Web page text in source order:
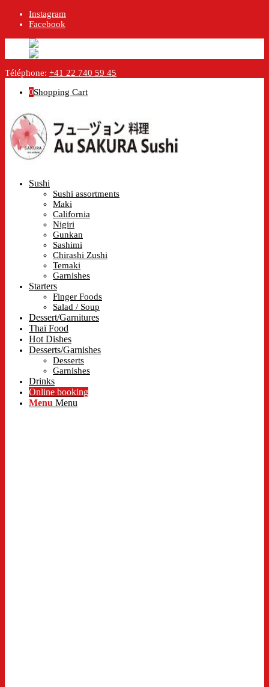
Instagram
Facebook
Téléphone: +41 22 740 59 45
0Shopping Cart
Sushi
Sushi assortments
Maki
California
Nigiri
Gunkan
Sashimi
Chirashi Zushi
Temaki
Garnishes
Starters
Finger Foods
Salad / Soup
Dessert/Garnitures
Thaï Food
Hot Dishes
Desserts/Garnishes
Desserts
Garnishes
Drinks
Online booking
Menu Menu